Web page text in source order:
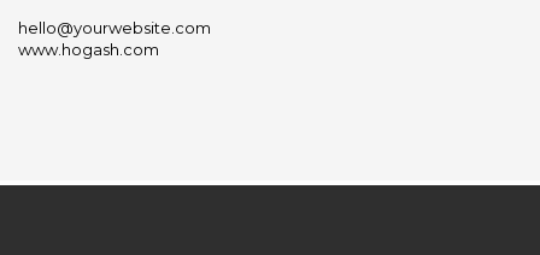
hello@yourwebsite.com
www.hogash.com